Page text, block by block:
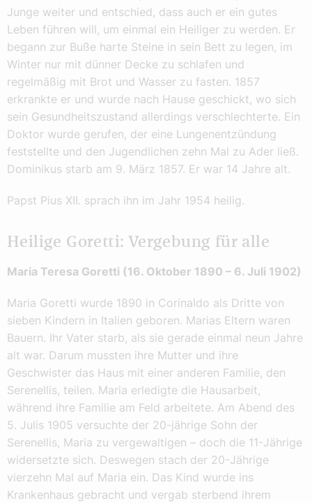
Junge weiter und entschied, dass auch er ein gutes
Leben führen will, um einmal ein Heiliger zu werden. Er
begann zur Buße harte Steine in sein Bett zu legen, im
Winter nur mit dünner Decke zu schlafen und
regelmäßig mit Brot und Wasser zu fasten. 1857
erkrankte er und wurde nach Hause geschickt, wo sich
sein Gesundheitszustand allerdings verschlechterte. Ein
Doktor wurde gerufen, der eine Lungenentzündung
feststellte und den Jugendlichen zehn Mal zu Ader ließ.
Dominikus starb am 9. März 1857. Er war 14 Jahre alt.
Papst Pius XII. sprach ihn im Jahr 1954 heilig.
Heilige Goretti: Vergebung für alle
Maria Teresa Goretti (16. Oktober 1890 – 6. Juli 1902)
Maria Goretti wurde 1890 in Corinaldo als Dritte von
sieben Kindern in Italien geboren. Marias Eltern waren
Bauern. Ihr Vater starb, als sie gerade einmal neun Jahre
alt war. Darum mussten ihre Mutter und ihre
Geschwister das Haus mit einer anderen Familie, den
Serenellis, teilen. Maria erledigte die Hausarbeit,
während ihre Familie am Feld arbeitete. Am Abend des
5. Julis 1905 versuchte der 20-jährige Sohn der
Serenellis, Maria zu vergewaltigen – doch die 11-Jährige
widersetzte sich. Deswegen stach der 20-Jährige
vierzehn Mal auf Maria ein. Das Kind wurde ins
Krankenhaus gebracht und vergab sterbend ihrem